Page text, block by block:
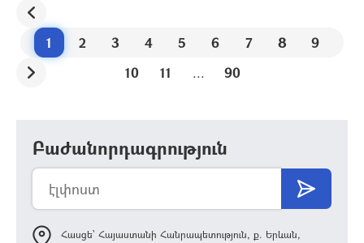
1 2 3 4 5 6 7 8
9
10
11 ... 90
Բաժանորդագրություն
Հասցե՝ Հայաստանի Հանրապետություն, ք. Երևան,